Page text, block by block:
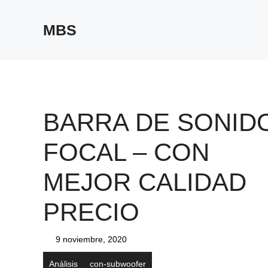
MBS
BARRA DE
FOCAL – CON
MEJOR CALIDAD
PRECIO
9 noviembre, 2020
Análisis con-subwoofer